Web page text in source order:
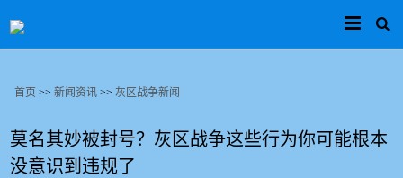
首页 >>新闻资讯 >>灰区战争新闻
莫名其妙被封号？灰区战争这些行为你可能根本
没意识到违规了